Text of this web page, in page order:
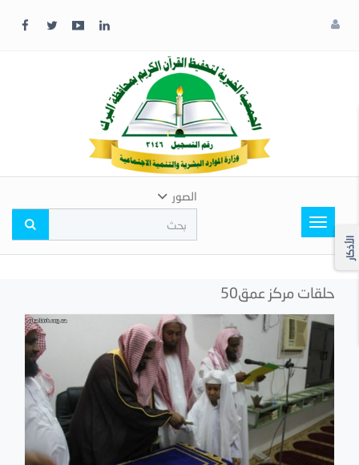
Toggle
navigation
الصور
الأذكار
حلقات مركز عمق50